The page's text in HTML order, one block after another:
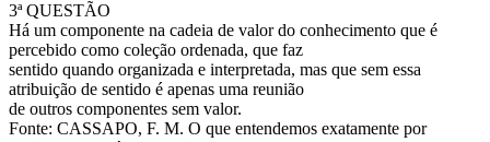
3ª QUESTÃO
Há um componente na cadeia de valor do conhecimento que é
percebido como coleção ordenada, que faz
sentido quando organizada e interpretada, mas que sem essa
atribuição de sentido é apenas uma reunião
de outros componentes sem valor.
Fonte: CASSAPO, F. M. O que entendemos exatamente por